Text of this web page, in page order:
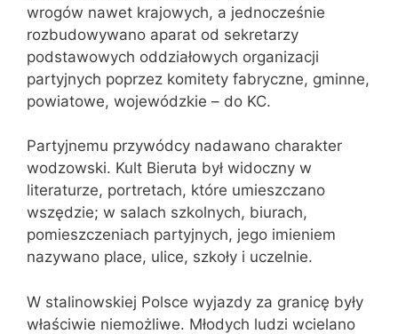
wrogów nawet krajowych, a jednocześnie
rozbudowywano aparat od sekretarzy
podstawowych oddziałowych organizacji
partyjnych poprzez komitety fabryczne, gminne,
powiatowe, wojewódzkie – do KC.
Partyjnemu przywódcy nadawano charakter
wodzowski. Kult Bieruta był widoczny w
literaturze, portretach, które umieszczano
wszędzie; w salach szkolnych, biurach,
pomieszczeniach partyjnych, jego imieniem
nazywano place, ulice, szkoły i uczelnie.
W stalinowskiej Polsce wyjazdy za granicę były
właściwie niemożliwe. Młodych ludzi wcielano